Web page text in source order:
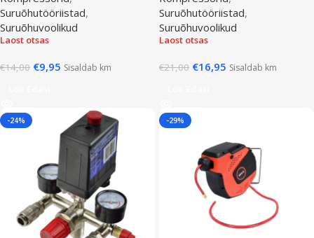
Suruõhutööriistad,
Suruõhuvoolikud
Laost otsas
€14,00 €9,95 Sisaldab km
Suruõhutööriistad,
Suruõhuvoolikud
Laost otsas
€21,00 €16,95 Sisaldab km
-24% -29%